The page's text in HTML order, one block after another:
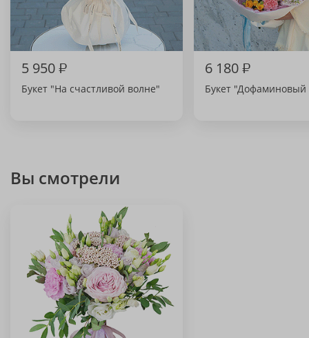
5 950₽
Букет "На счастливой волне"
6 180₽
Букет "Дофаминовый
Вы смотрели